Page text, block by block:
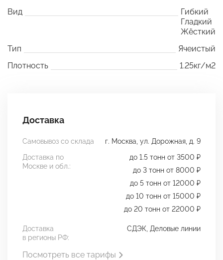
Вид
Гибкий
Гладкий
Жёсткий
Тип
Ячеистый
Плотность
1.25кг/м2
Доставка
Самовывоз со склада
г. Москва, ул. Дорожная, д. 9
Доставка по
Москве и обл.:
до 1.5 тонн от 3500 ₽
до 3 тонн от 8000 ₽
до 5 тонн от 12000 ₽
до 10 тонн от 15000 ₽
до 20 тонн от 22000 ₽
Доставка
в регионы РФ:
СДЭК, Деловые линии
Посмотреть все тарифы